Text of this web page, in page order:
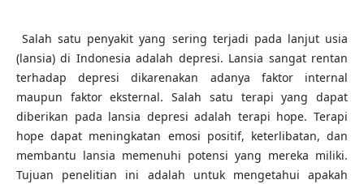
Salah satu penyakit yang sering terjadi pada lanjut usia
(lansia) di Indonesia adalah depresi. Lansia sangat rentan
terhadap depresi dikarenakan adanya faktor internal
maupun faktor eksternal. Salah satu terapi yang dapat
diberikan pada lansia depresi adalah terapi hope. Terapi
hope dapat meningkatan emosi positif, keterlibatan, dan
membantu lansia memenuhi potensi yang mereka miliki.
Tujuan penelitian ini adalah untuk mengetahui apakah